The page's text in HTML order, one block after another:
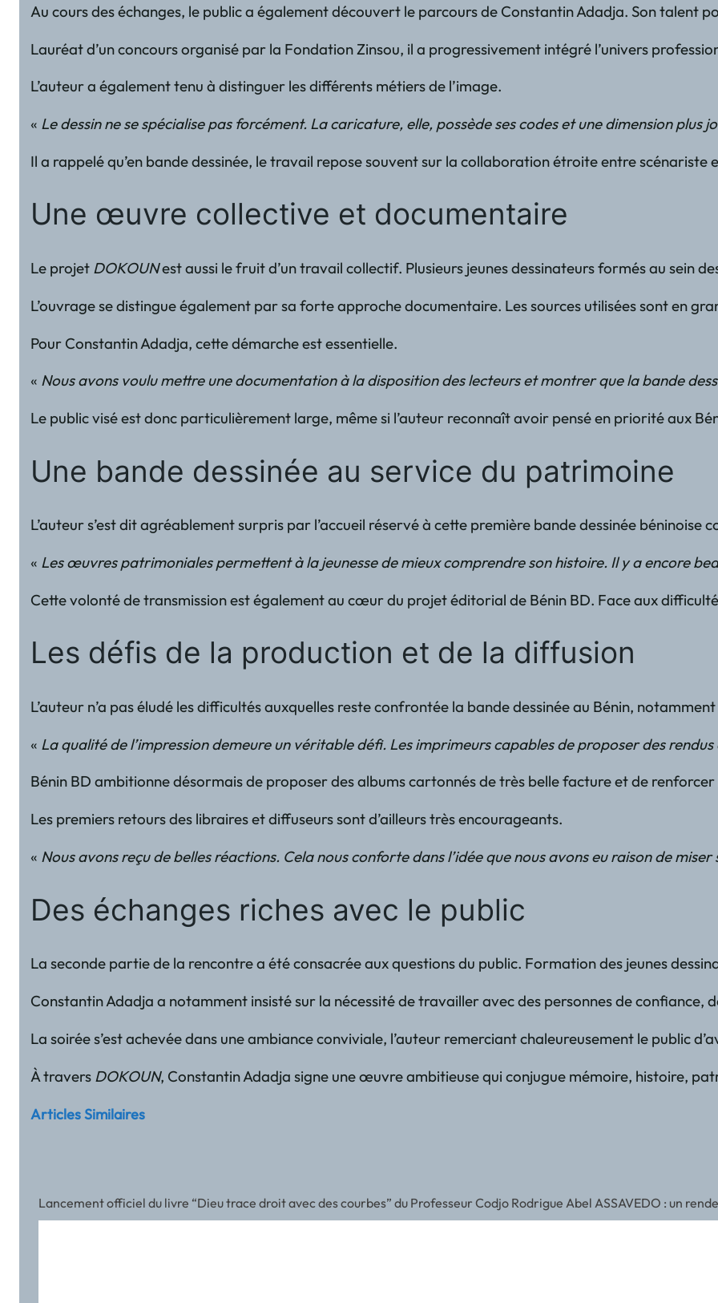
Au cours des échanges, le public a également découvert le parcours de Constantin Adadja. Son talent
Lauréat d’un concours organisé par la Fondation Zinsou, il a progressivement intégré l’univers
L’auteur a également tenu à distinguer les différents métiers de l’image.
« Le dessin ne se spécialise pas forcément. La caricature, elle, possède ses codes et une dimension
Il a rappelé qu’en bande dessinée, le travail repose souvent sur la collaboration étroite entre
Une œuvre collective et documentaire
Le projet DOKOUNest aussi le fruit d’un travail collectif. Plusieurs jeunes dessinateurs formés au sein
L’ouvrage se distingue également par sa forte approche documentaire. Les sources utilisées sont en
Pour Constantin Adadja, cette démarche est essentielle.
« Nous avons voulu mettre une documentation à la disposition des lecteurs et montrer que la bande
Le public visé est donc particulièrement large, même si l’auteur reconnaît avoir pensé en priorité aux
Une bande dessinée au service du patrimoine
L’auteur s’est dit agréablement surpris par l’accueil réservé à cette première bande dessinée
« Les œuvres patrimoniales permettent à la jeunesse de mieux comprendre son histoire. Il y a encore
Cette volonté de transmission est également au cœur du projet éditorial de Bénin BD. Face aux
Les défis de la production et de la diffusion
L’auteur n’a pas éludé les difficultés auxquelles reste confrontée la bande dessinée au Bénin, notamment
« La qualité de l’impression demeure un véritable défi. Les imprimeurs capables de proposer des rendus
Bénin BD ambitionne désormais de proposer des albums cartonnés de très belle facture et de
Les premiers retours des libraires et diffuseurs sont d’ailleurs très encourageants.
« Nous avons reçu de belles réactions. Cela nous conforte dans l’idée que nous avons eu raison de
Des échanges riches avec le public
La seconde partie de la rencontre a été consacrée aux questions du public. Formation des jeunes
Constantin Adadja a notamment insisté sur la nécessité de travailler avec des personnes de
La soirée s’est achevée dans une ambiance conviviale, l’auteur remerciant chaleureusement le public
À travers DOKOUN, Constantin Adadja signe une œuvre ambitieuse qui conjugue mémoire, histoire,
Articles Similaires
Lancement officiel du livre “Dieu trace droit avec des courbes” du Professeur Codjo Rodrigue Abel ASSAVEDO : un